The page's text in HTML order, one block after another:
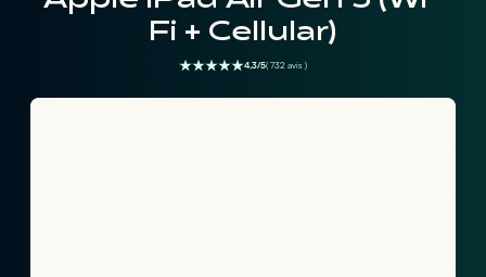
Fi + Cellular)
4,3/5( 732 avis )